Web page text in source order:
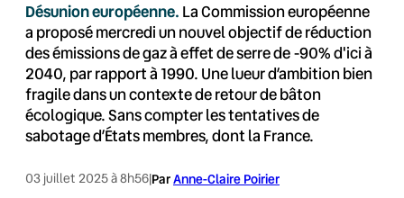
Désunion européenne. La Commission européenne
a proposé mercredi un nouvel objectif de réduction
des émissions de gaz à effet de serre de -90% d'ici à
2040, par rapport à 1990. Une lueur d’ambition bien
fragile dans un contexte de retour de bâton
écologique. Sans compter les tentatives de
sabotage d’États membres, dont la France.
03 juillet 2025 à 8h56|ParAnne-Claire Poirier